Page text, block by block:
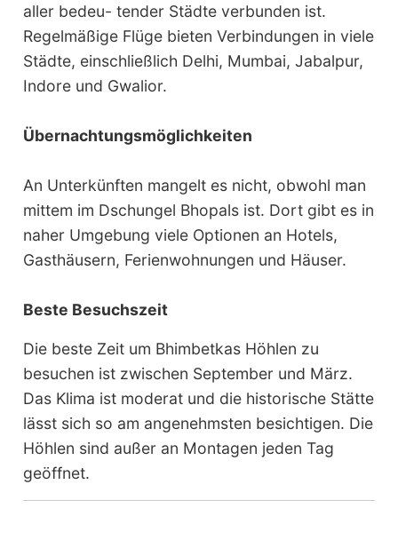
aller bedeu- tender Städte verbunden ist.
Regelmäßige Flüge bieten Verbindungen in viele
Städte, einschließlich Delhi, Mumbai, Jabalpur,
Indore und Gwalior.
Übernachtungsmöglichkeiten
An Unterkünften mangelt es nicht, obwohl man
mittem im Dschungel Bhopals ist. Dort gibt es in
naher Umgebung viele Optionen an Hotels,
Gasthäusern, Ferienwohnungen und Häuser.
Beste Besuchszeit
Die beste Zeit um Bhimbetkas Höhlen zu
besuchen ist zwischen September und März.
Das Klima ist moderat und die historische Stätte
lässt sich so am angenehmsten besichtigen. Die
Höhlen sind außer an Montagen jeden Tag
geöffnet.